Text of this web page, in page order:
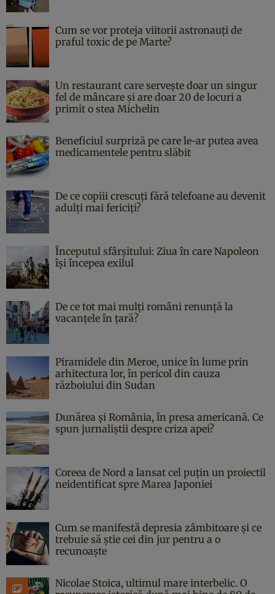
Cum se vor proteja viitorii astronauți de
praful toxic de pe Marte?
Un restaurant care servește doar un singur
fel de mâncare și are doar 20 de locuri a
primit o stea Michelin
Beneficiul surpriză pe care le-ar putea avea
medicamentele pentru slăbit
De ce copiii crescuți fără telefoane au devenit
adulți mai fericiți?
Începutul sfârşitului: Ziua în care Napoleon
îşi începea exilul
De ce tot mai mulți români renunță la
vacanțele în țară?
Piramidele din Meroe, unice în lume prin
arhitectura lor, în pericol din cauza
războiului din Sudan
Dunărea și România, în presa americană. Ce
spun jurnaliștii despre criza apei?
Coreea de Nord a lansat cel puțin un proiectil
neidentificat spre Marea Japoniei
Cum se manifestă depresia zâmbitoare și ce
trebuie să știe cei din jur pentru a o
recunoaște
Nicolae Stoica, ultimul mare interbelic. O